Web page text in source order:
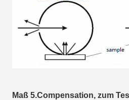
Maß 5.Compensation, zum